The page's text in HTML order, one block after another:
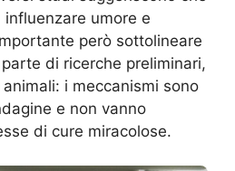
umore e
però sottolineare
di ricerche preliminari,
i meccanismi sono
e non vanno
di cure miracolose.